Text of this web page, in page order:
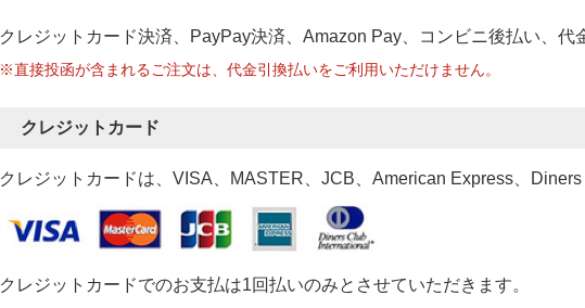
クレジットカード決済、PayPay決済 、Amazon Pay、コンビニ後払い、代
※直接投函が含まれるご注文は、代金引換払いをご利用いただけません。
クレジットカード
クレジットカードは、VISA、MASTER、JCB、American Express、Diners
クレジットカードでのお支払は1回払いのみとさせていただきます。